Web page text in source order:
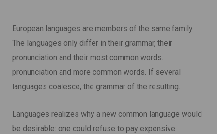
European languages are members of the same family.
The languages only differ in their grammar, their
pronunciation and their most common words.
pronunciation and more common words. If several
languages coalesce, the grammar of the resulting.
Languages realizes why a new common language would
be desirable: one could refuse to pay expensive